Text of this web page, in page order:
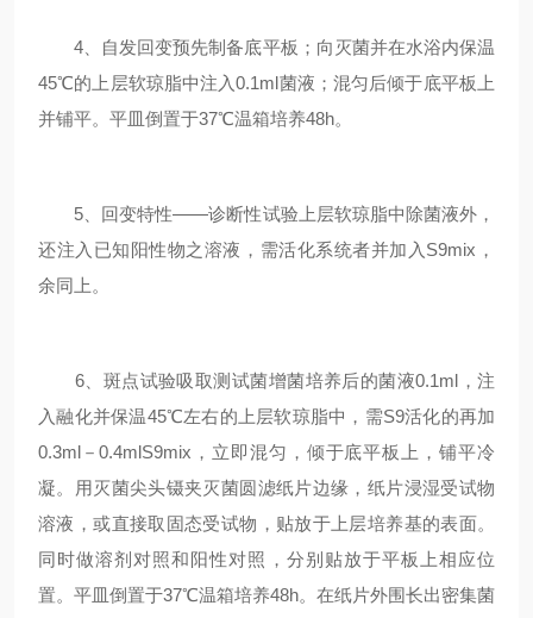
4、自发回变预先制备底平板；向灭菌并在水浴内保温
45℃的上层软琼脂中注入0.1ml菌液；混匀后倾于底平板上
并铺平。平皿倒置于37℃温箱培养48h。
5、回变特性——诊断性试验上层软琼脂中除菌液外，
还注入已知阳性物之溶液，需活化系统者并加入S9mix，
余同上。
6、斑点试验吸取测试菌增菌培养后的菌液0.1ml，注
入融化并保温45℃左右的上层软琼脂中，需S9活化的再加
0.3ml－0.4mlS9mix，立即混匀，倾于底平板上，铺平冷
凝。用灭菌尖头镊夹灭菌圆滤纸片边缘，纸片浸湿受试物
溶液，或直接取固态受试物，贴放于上层培养基的表面。
同时做溶剂对照和阳性对照，分别贴放于平板上相应位
置。平皿倒置于37℃温箱培养48h。在纸片外围长出密集菌